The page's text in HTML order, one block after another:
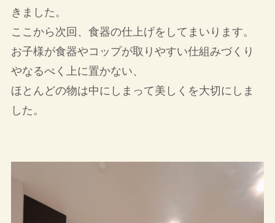
きました。
ここから次回、食器の仕上げをしてまいります。
お子様が食器やコップが取りやすい仕組みづくり
やなるべく上に置かない、
ほとんどの物は中にしまって美しくを大切にしま
した。